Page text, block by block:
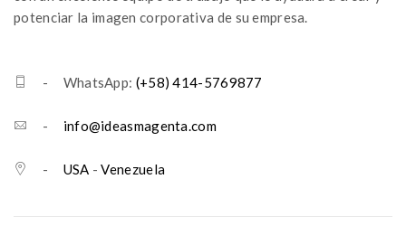
potenciar la imagen corporativa de su empresa.
- WhatsApp: (+58) 414-5769877
- info@ideasmagenta.com
- USA -Venezuela